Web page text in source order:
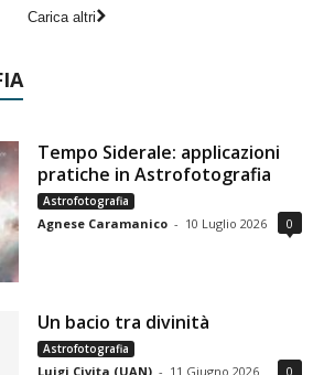
Carica altri
Tempo Siderale: applicazioni
pratiche in Astrofotografia
Astrofotografia
Agnese Caramanico - 10 Luglio 2026 0
Un bacio tra divinità
Astrofotografia
Luigi Civita (UAN) - 11 Giugno 2026 0